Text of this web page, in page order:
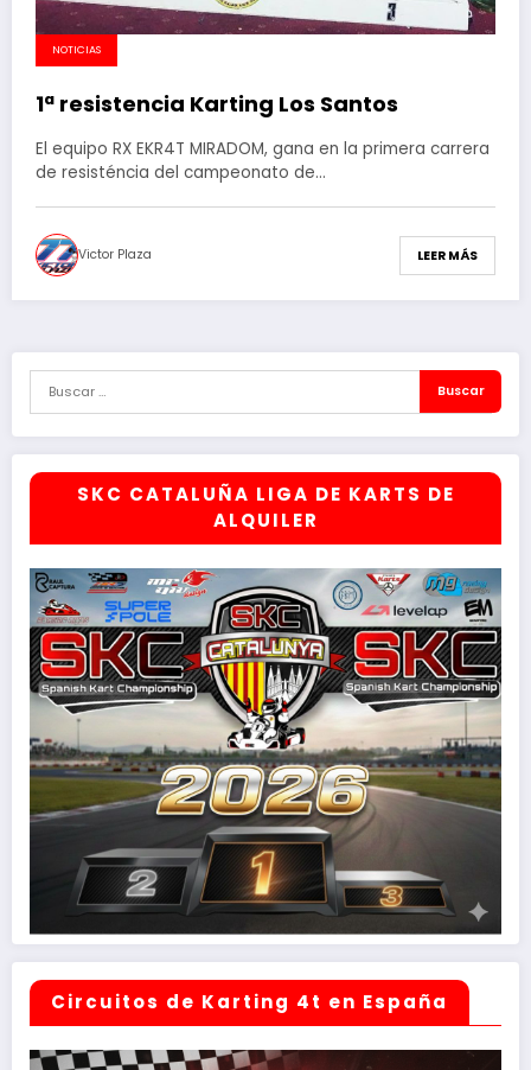
NOTICIAS
1ª resistencia Karting Los Santos
El equipo RX EKR4T MIRADOM, gana en la primera carrera
de resisténcia del campeonato de…
Victor Plaza LEER MÁS
SKC CATALUÑA LIGA DE KARTS DE
ALQUILER
Circuitos de Karting 4t en España